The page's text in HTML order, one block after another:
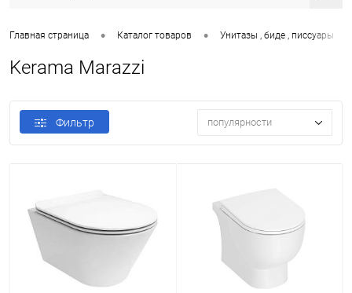
Главная страница • Каталог товаров • Унитазы , биде , писсуары
Kerama Marazzi
Фильтр популярности